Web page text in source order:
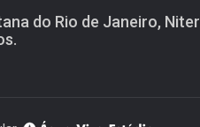
do Rio de Janeiro,